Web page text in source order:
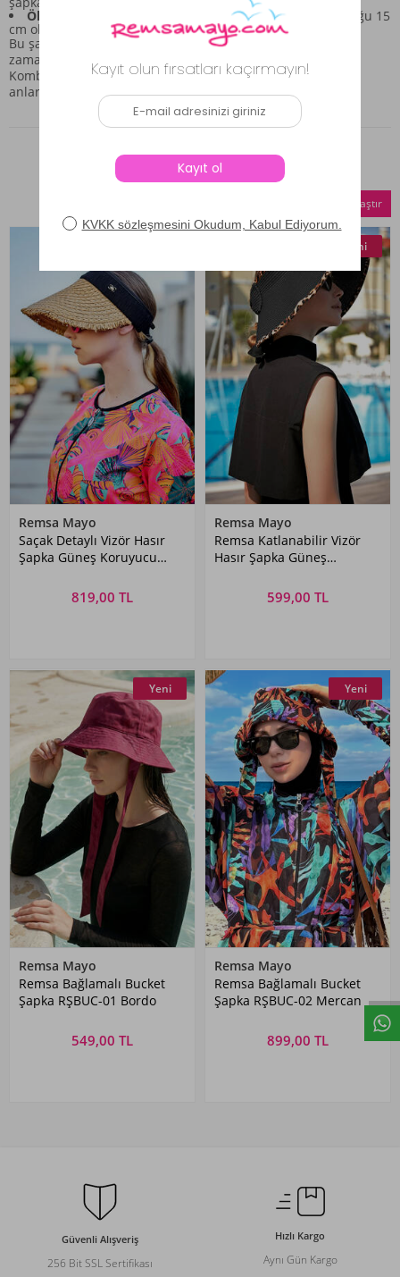
Ölçüler: İç çapı 55 cm, dış çapı 17 cm ve siperlik uzunluğu 15
cm olarak belirtilmiştir.
Bu şapka, sadece güneşten korunmakla kalmayıp, aynı
zamanda yaz enerjinizi yansıtan bir aksesuar görevi görür.
Kombinlerinizi tamamlayacak bu parçayı, günün farklı
anlarında kullanabilirsiniz.
Benzer Ürünler
Seçilenleri Karşılaştır
Remsa Mayo
Saçak Detaylı Vizör Hasır
Şapka Güneş Koruyucu
819,00 TL
Yeni
Remsa Mayo
Remsa Katlanabilir Vizör
Hasır Şapka Güneş
Leopar Biyeli Siyah
599,00 TL
Yeni
Remsa Mayo
Remsa Bağlamalı Bucket
Şapka RŞBUC-01 Bordo
549,00 TL
Yeni
Remsa Mayo
Remsa Bağlamalı Bucket
Şapka RŞBUC-02 Mercan
899,00 TL
Güvenli Alışveriş
256 Bit SSL Sertifikası
Hızlı Kargo
Aynı Gün Kargo